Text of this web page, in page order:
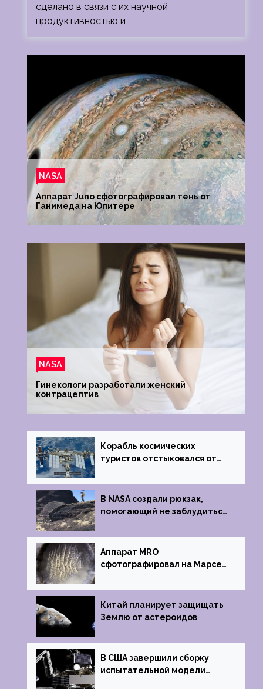
сделано в связи с их научной
продуктивностью и
NASA
Аппарат Juno сфотографировал тень от
Ганимеда на Юпитере
NASA
Гинекологи разработали женский
контрацептив
Корабль космических
туристов отстыковался от
на Землю
В NASA создали рюкзак,
помогающий не заблудиться
Аппарат MRO
сфотографировал на Марсе
на отпечаток пальца
Китай планирует защищать
Землю от астероидов
В США завершили сборку
испытательной модели